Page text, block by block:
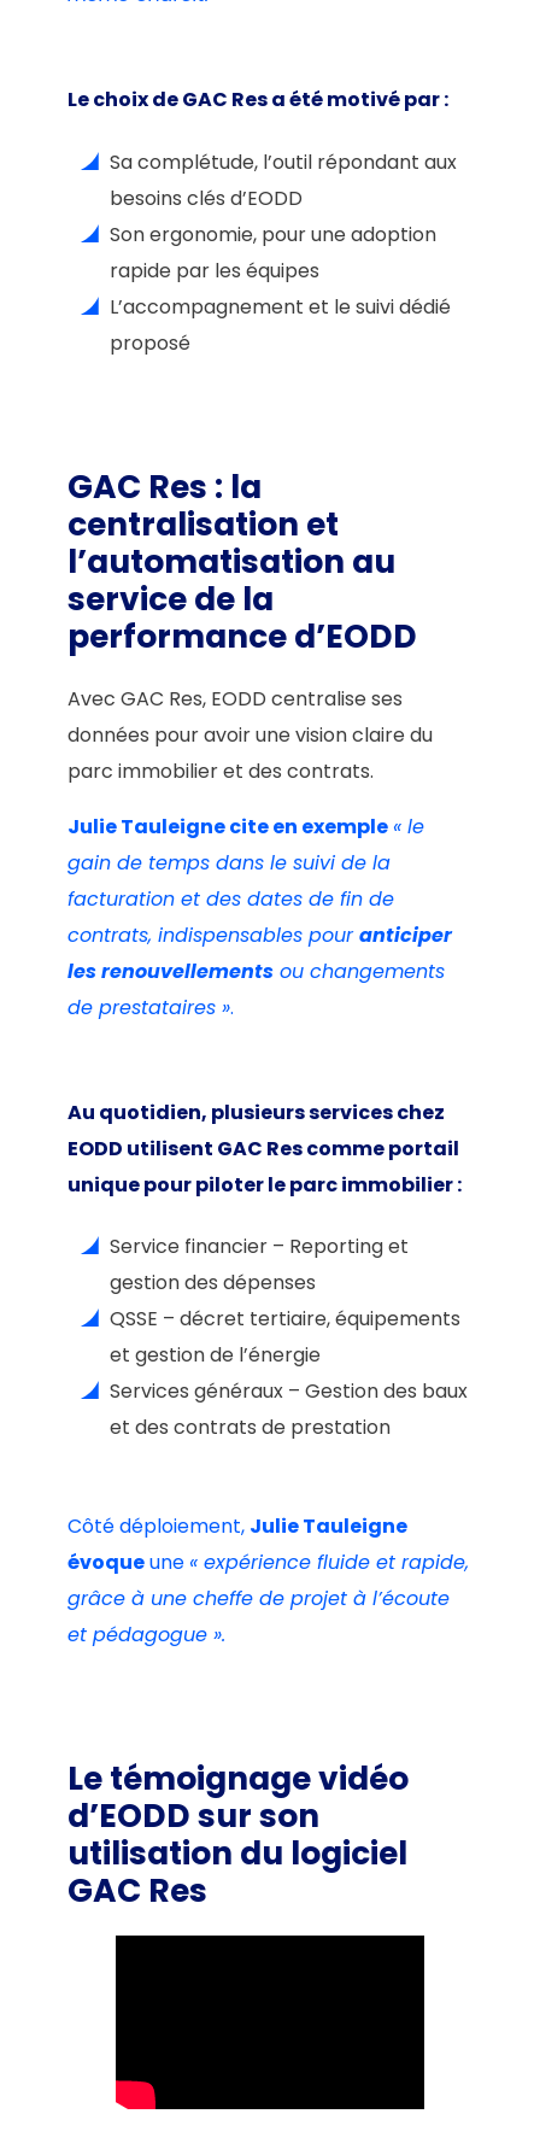
Le choix de GAC Res a été motivé par :
Sa complétude, l’outil répondant aux
besoins clés d’EODD
Son ergonomie, pour une adoption
rapide par les équipes
L’accompagnement et le suivi dédié
proposé
GAC Res : la
centralisation et
l’automatisation au
service de la
performance d’EODD
Avec GAC Res, EODD centralise ses
données pour avoir une vision claire du
parc immobilier et des contrats.
Julie Tauleigne cite en exemple« le
gain de temps dans le suivi de la
facturation et des dates de fin de
contrats, indispensables pouranticiper
les renouvellements ou changements
de prestataires ».
Au quotidien, plusieurs services chez
EODD utilisent GAC Res comme portail
unique pour piloter le parc immobilier :
Service financier – Reporting et
gestion des dépenses
QSSE – décret tertiaire, équipements
et gestion de l’énergie
Services généraux – Gestion des baux
et des contrats de prestation
Côté déploiement, Julie Tauleigne
évoqueune« expérience fluide et rapide,
grâce à une cheffe de projet à l’écoute
et pédagogue ».
Le témoignage vidéo
d’EODD sur son
utilisation du logiciel
GAC Res